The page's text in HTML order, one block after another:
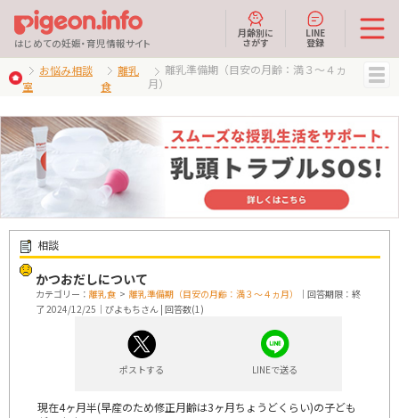
はじめての妊娠・育児情報サイト
月齢別に
さがす
LINE
登録
お悩み相談
室
離乳
食
離乳準備期（目安の月齢：満３～４ヵ
月）
相談
かつおだしについて
カテゴリー： 離乳食 > 離乳準備期（目安の月齢：満３～４ヵ月）
｜回答期限：終
了 2024/12/25｜ぴよもちさん | 回答数(1)
ポストする LINEで送る
現在4ヶ月半(早産のため修正月齢は3ヶ月ちょうどくらい)の子ども